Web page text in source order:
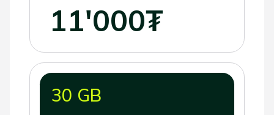
11'000₮
30 GB